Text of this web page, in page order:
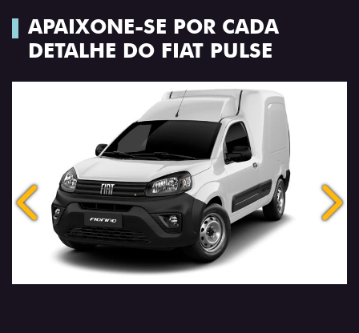
APAIXONE-SE POR CADA
DETALHE DO FIAT PULSE
Anterior